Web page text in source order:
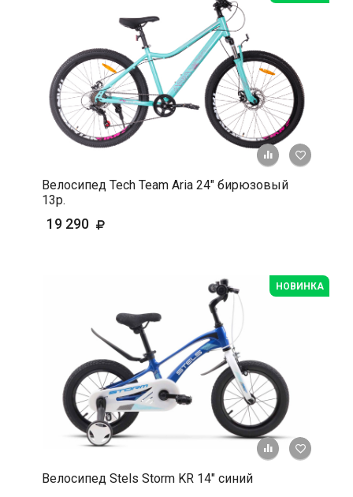
+ К
Велосипед Tech Team Aria 24" бирюзовый
13р.
19 290
НОВИНКА
+ К
Велосипед Stels Storm KR 14" синий